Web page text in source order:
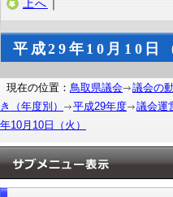
上へ ｜
平成29年10月10日
現在の位置： 鳥取県議会 議会の
き（年度別）
平成29年度 議会運
年10月10日（火）